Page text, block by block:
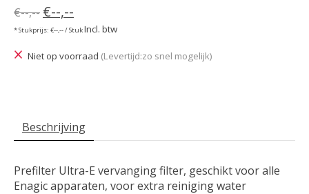
€--,-- €--,--
* Stukprijs: €--,-- / StukIncl. btw
Niet op voorraad (Levertijd:zo snel mogelijk)
Beschrijving
Prefilter Ultra-E vervanging filter, geschikt voor alle
Enagic apparaten, voor extra reiniging water